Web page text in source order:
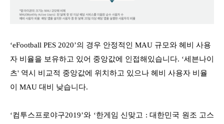
‘eFootball PES 2020’의 경우 안정적인 MAU 규모와 헤비 사용
자 비율을 보유하고 있어 중앙값에 인접해있습니다. ‘세븐나이
츠' 역시 비교적 중앙값에 위치하고 있으나 헤비 사용자 비율
이 MAU 대비 낮습니다.
‘컴투스프로야구2019’와 ‘한게임 신맞고 : 대한민국 원조 고스